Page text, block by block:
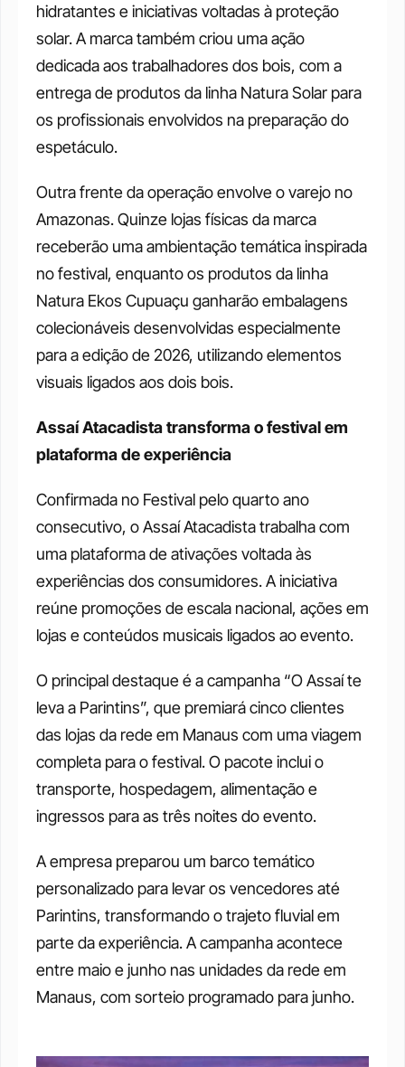
hidratantes e iniciativas voltadas à proteção
solar. A marca também criou uma ação
dedicada aos trabalhadores dos bois, com a
entrega de produtos da linha Natura Solar para
os profissionais envolvidos na preparação do
espetáculo.
Outra frente da operação envolve o varejo no
Amazonas. Quinze lojas físicas da marca
receberão uma ambientação temática inspirada
no festival, enquanto os produtos da linha
Natura Ekos Cupuaçu ganharão embalagens
colecionáveis desenvolvidas especialmente
para a edição de 2026, utilizando elementos
visuais ligados aos dois bois.
Assaí Atacadista transforma o festival em
plataforma de experiência
Confirmada no Festival pelo quarto ano
consecutivo, o Assaí Atacadista trabalha com
uma plataforma de ativações voltada às
experiências dos consumidores. A iniciativa
reúne promoções de escala nacional, ações em
lojas e conteúdos musicais ligados ao evento.
O principal destaque é a campanha “O Assaí te
leva a Parintins”, que premiará cinco clientes
das lojas da rede em Manaus com uma viagem
completa para o festival. O pacote inclui o
transporte, hospedagem, alimentação e
ingressos para as três noites do evento.
A empresa preparou um barco temático
personalizado para levar os vencedores até
Parintins, transformando o trajeto fluvial em
parte da experiência. A campanha acontece
entre maio e junho nas unidades da rede em
Manaus, com sorteio programado para junho.